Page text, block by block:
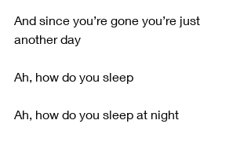
And since you’re gone you’re just
another day
Ah, how do you sleep
Ah, how do you sleep at night